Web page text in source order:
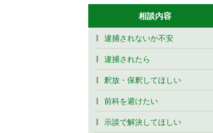
相談内容
逮捕されないか不安
逮捕されたら
釈放・保釈してほしい
前科を避けたい
示談で解決してほしい